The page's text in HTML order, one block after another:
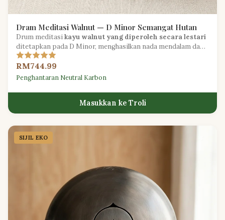
Dram Meditasi Walnut — D Minor Semangat Hutan
Drum meditasikayu walnut yang diperoleh secara lestari
ditetapkan pada D Minor, menghasilkan nada mendalam dan
menenangkan yang sempurna untuk amalan reflektif.
RM744.99
Penghantaran Neutral Karbon
Masukkan ke Troli
SIJIL EKO